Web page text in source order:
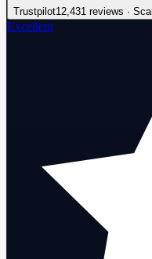
Trustpilot12,431 reviews ·
Excellent